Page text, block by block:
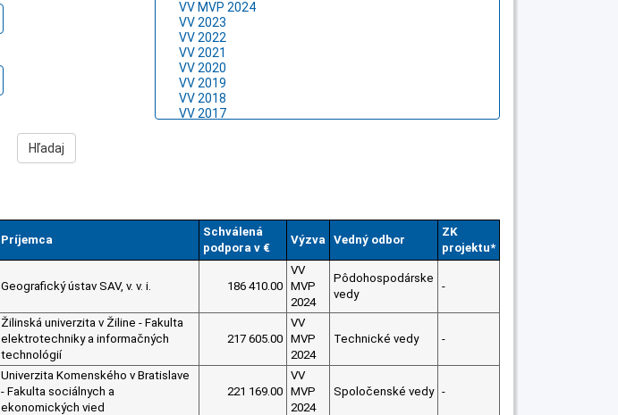
Príjemca
Schválená
podpora v €
Výzva Vedný odbor
ZK
projektu*
Geografický ústav SAV, v. v. i. 186 410.00
VV
MVP
2024
Pôdohospodárske
vedy
-
Žilinská univerzita v Žiline - Fakulta
elektrotechniky a informačných
technológií
217 605.00
VV
MVP
2024
Technické vedy -
Univerzita Komenského v Bratislave
- Fakulta sociálnych a
ekonomických vied
221 169.00
VV
MVP
2024
Spoločenské vedy -